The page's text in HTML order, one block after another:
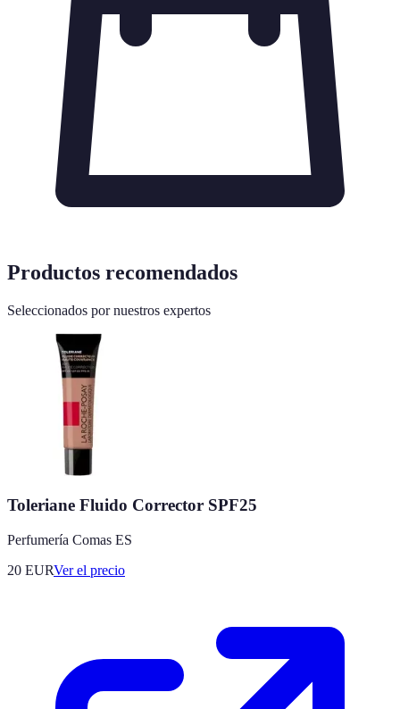
Productos recomendados
Seleccionados por nuestros expertos
Toleriane Fluido Corrector SPF25
Perfumería Comas ES
20 EURVer el precio